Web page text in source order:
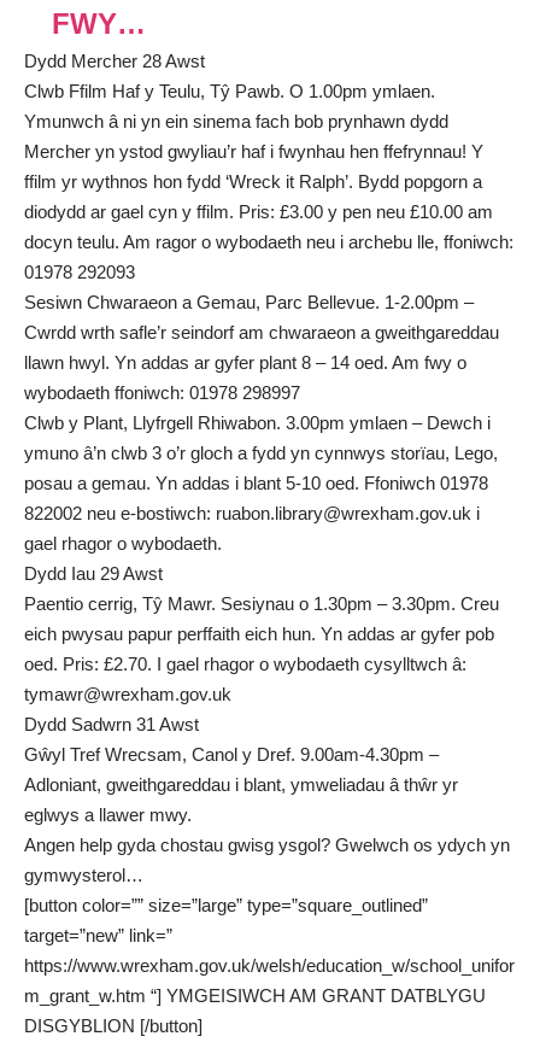
FWY…
Dydd Mercher 28 Awst
Clwb Ffilm Haf y Teulu, Tŷ Pawb. O 1.00pm ymlaen.
Ymunwch â ni yn ein sinema fach bob prynhawn dydd
Mercher yn ystod gwyliau’r haf i fwynhau hen ffefrynnau! Y
ffilm yr wythnos hon fydd ‘Wreck it Ralph’. Bydd popgorn a
diodydd ar gael cyn y ffilm. Pris: £3.00 y pen neu £10.00 am
docyn teulu. Am ragor o wybodaeth neu i archebu lle, ffoniwch:
01978 292093
Sesiwn Chwaraeon a Gemau, Parc Bellevue. 1-2.00pm –
Cwrdd wrth safle’r seindorf am chwaraeon a gweithgareddau
llawn hwyl. Yn addas ar gyfer plant 8 – 14 oed. Am fwy o
wybodaeth ffoniwch: 01978 298997
Clwb y Plant, Llyfrgell Rhiwabon. 3.00pm ymlaen – Dewch i
ymuno â’n clwb 3 o’r gloch a fydd yn cynnwys storïau, Lego,
posau a gemau. Yn addas i blant 5-10 oed. Ffoniwch 01978
822002 neu e-bostiwch: ruabon.library@wrexham.gov.uk i
gael rhagor o wybodaeth.
Dydd Iau 29 Awst
Paentio cerrig, Tŷ Mawr. Sesiynau o 1.30pm – 3.30pm. Creu
eich pwysau papur perffaith eich hun. Yn addas ar gyfer pob
oed. Pris: £2.70. I gael rhagor o wybodaeth cysylltwch â:
tymawr@wrexham.gov.uk
Dydd Sadwrn 31 Awst
Gŵyl Tref Wrecsam, Canol y Dref. 9.00am-4.30pm –
Adloniant, gweithgareddau i blant, ymweliadau â thŵr yr
eglwys a llawer mwy.
Angen help gyda chostau gwisg ysgol? Gwelwch os ydych yn
gymwysterol…
[button color=”” size=”large” type=”square_outlined”
target=”new” link=”
https://www.wrexham.gov.uk/welsh/education_w/school_unifor
m_grant_w.htm “] YMGEISIWCH AM GRANT DATBLYGU
DISGYBLION [/button]